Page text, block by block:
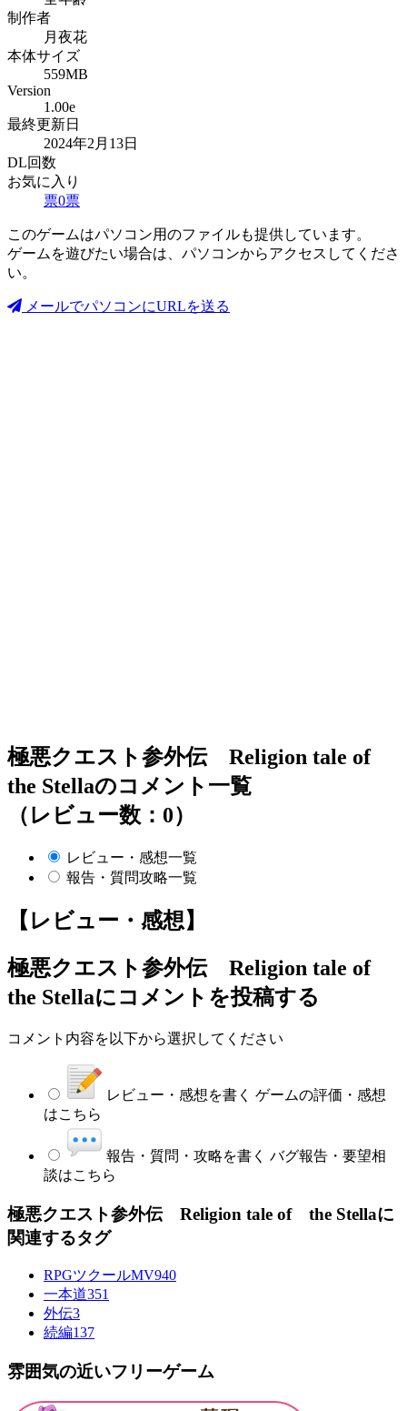
制作者
月夜花
本体サイズ
559MB
Version
1.00e
最終更新日
2024年2月13日
DL回数
お気に入り
票0票
このゲームはパソコン用のファイルも提供しています。
ゲームを遊びたい場合は、パソコンからアクセスしてくださ
い。
メールでパソコンにURLを送る
極悪クエスト参外伝 Religion tale of
the Stellaのコメント一覧
（レビュー数：0）
レビュー・感想一覧
報告・質問攻略一覧
【レビュー・感想】
極悪クエスト参外伝 Religion tale of
the Stellaにコメントを投稿する
コメント内容を以下から選択してください
レビュー・感想を書く ゲームの評価・感想
はこちら
報告・質問・攻略を書く バグ報告・要望相
談はこちら
極悪クエスト参外伝 Religion tale of the Stellaに
関連するタグ
RPGツクールMV940
一本道351
外伝3
続編137
雰囲気の近いフリーゲーム